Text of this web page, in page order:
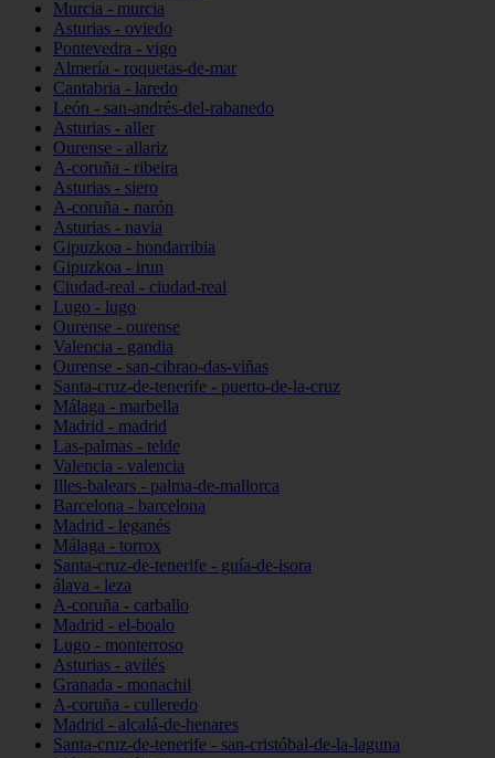
Murcia - murcia
Asturias - oviedo
Pontevedra - vigo
Almería - roquetas-de-mar
Cantabria - laredo
León - san-andrés-del-rabanedo
Asturias - aller
Ourense - allariz
A-coruña - ribeira
Asturias - siero
A-coruña - narón
Asturias - navia
Gipuzkoa - hondarribia
Gipuzkoa - irun
Ciudad-real - ciudad-real
Lugo - lugo
Ourense - ourense
Valencia - gandia
Ourense - san-cibrao-das-viñas
Santa-cruz-de-tenerife - puerto-de-la-cruz
Málaga - marbella
Madrid - madrid
Las-palmas - telde
Valencia - valencia
Illes-balears - palma-de-mallorca
Barcelona - barcelona
Madrid - leganés
Málaga - torrox
Santa-cruz-de-tenerife - guía-de-isora
álava - leza
A-coruña - carballo
Madrid - el-boalo
Lugo - monterroso
Asturias - avilés
Granada - monachil
A-coruña - culleredo
Madrid - alcalá-de-henares
Santa-cruz-de-tenerife - san-cristóbal-de-la-laguna